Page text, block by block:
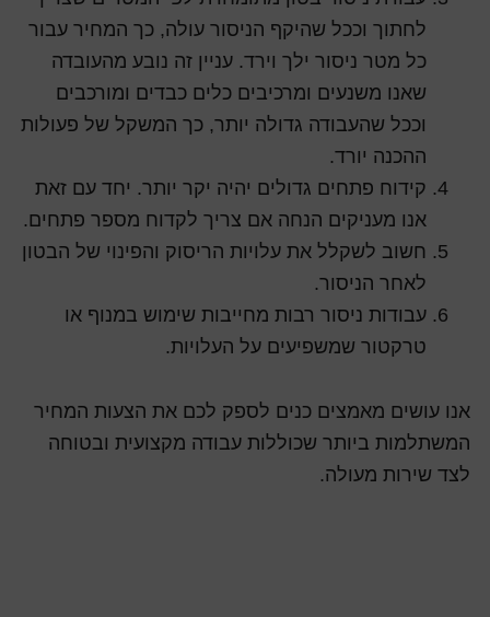
לחתוך וככל שהיקף הניסור עולה, כך המחיר עבור
כל מטר ניסור ילך וירד. עניין זה נובע מהעובדה
שאנו משנעים ומרכיבים כלים כבדים ומורכבים
וככל שהעבודה גדולה יותר, כך המשקל של פעולות
ההכנה יורד.
קידוח פתחים גדולים יהיה יקר יותר. יחד עם זאת
אנו מעניקים הנחה אם צריך לקדוח מספר פתחים.
חשוב לשקלל את עלויות הריסוק והפינוי של הבטון
לאחר הניסור.
עבודות ניסור רבות מחייבות שימוש במנוף או
טרקטור שמשפיעים על העלויות.
אנו עושים מאמצים כנים לספק לכם את הצעות המחיר
המשתלמות ביותר שכוללות עבודה מקצועית ובטוחה
לצד שירות מעולה.